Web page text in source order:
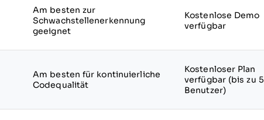
Am besten zur
Schwachstellenerkennung
geeignet
Kostenlose Demo
verfügbar
Am besten für kontinuierliche
Codequalität
Kostenloser Plan
verfügbar (bis zu 5
Benutzer)